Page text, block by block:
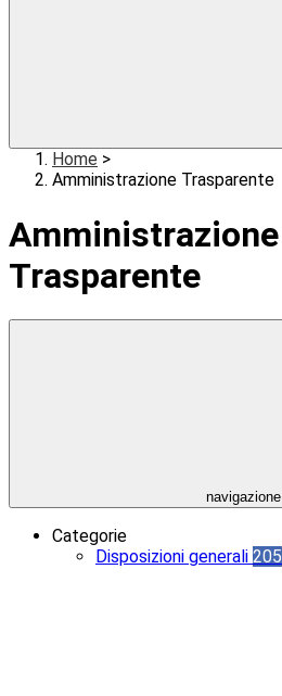
Home >
Amministrazione Trasparente
Amministrazione
Trasparente
navigazione
Categorie
Disposizioni generali 205